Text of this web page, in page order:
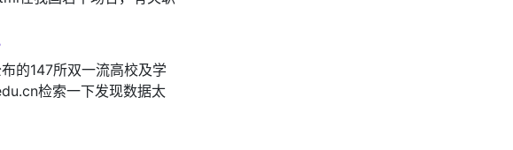
的147所双一流高校及学
检索一下发现数据太